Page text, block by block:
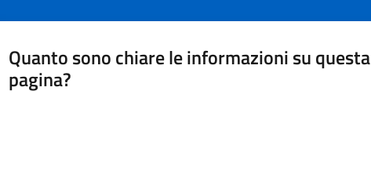
Quanto sono chiare le informazioni su questa
pagina?